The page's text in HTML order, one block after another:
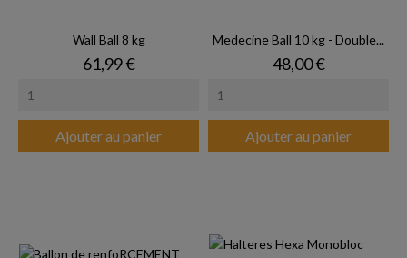
Wall Ball 8 kg
Prix
61,99 €
Ajouter au panier
Medecine Ball 10 kg - Double...
Prix
48,00 €
Ajouter au panier